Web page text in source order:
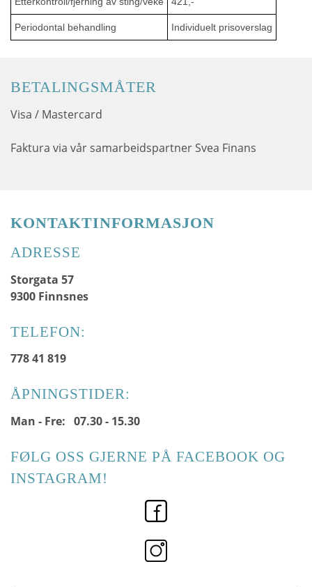
Periodontal behandling Individuelt prisoverslag
BETALINGSMÅTER
Visa / Mastercard
Faktura via vår samarbeidspartner Svea Finans
KONTAKTINFORMASJON
ADRESSE
Storgata 57
9300 Finnsnes
TELEFON:
778 41 819
ÅPNINGSTIDER:
Man - Fre: 07.30 - 15.30
FØLG OSS GJERNE PÅ FACEBOOK OG
INSTAGRAM!